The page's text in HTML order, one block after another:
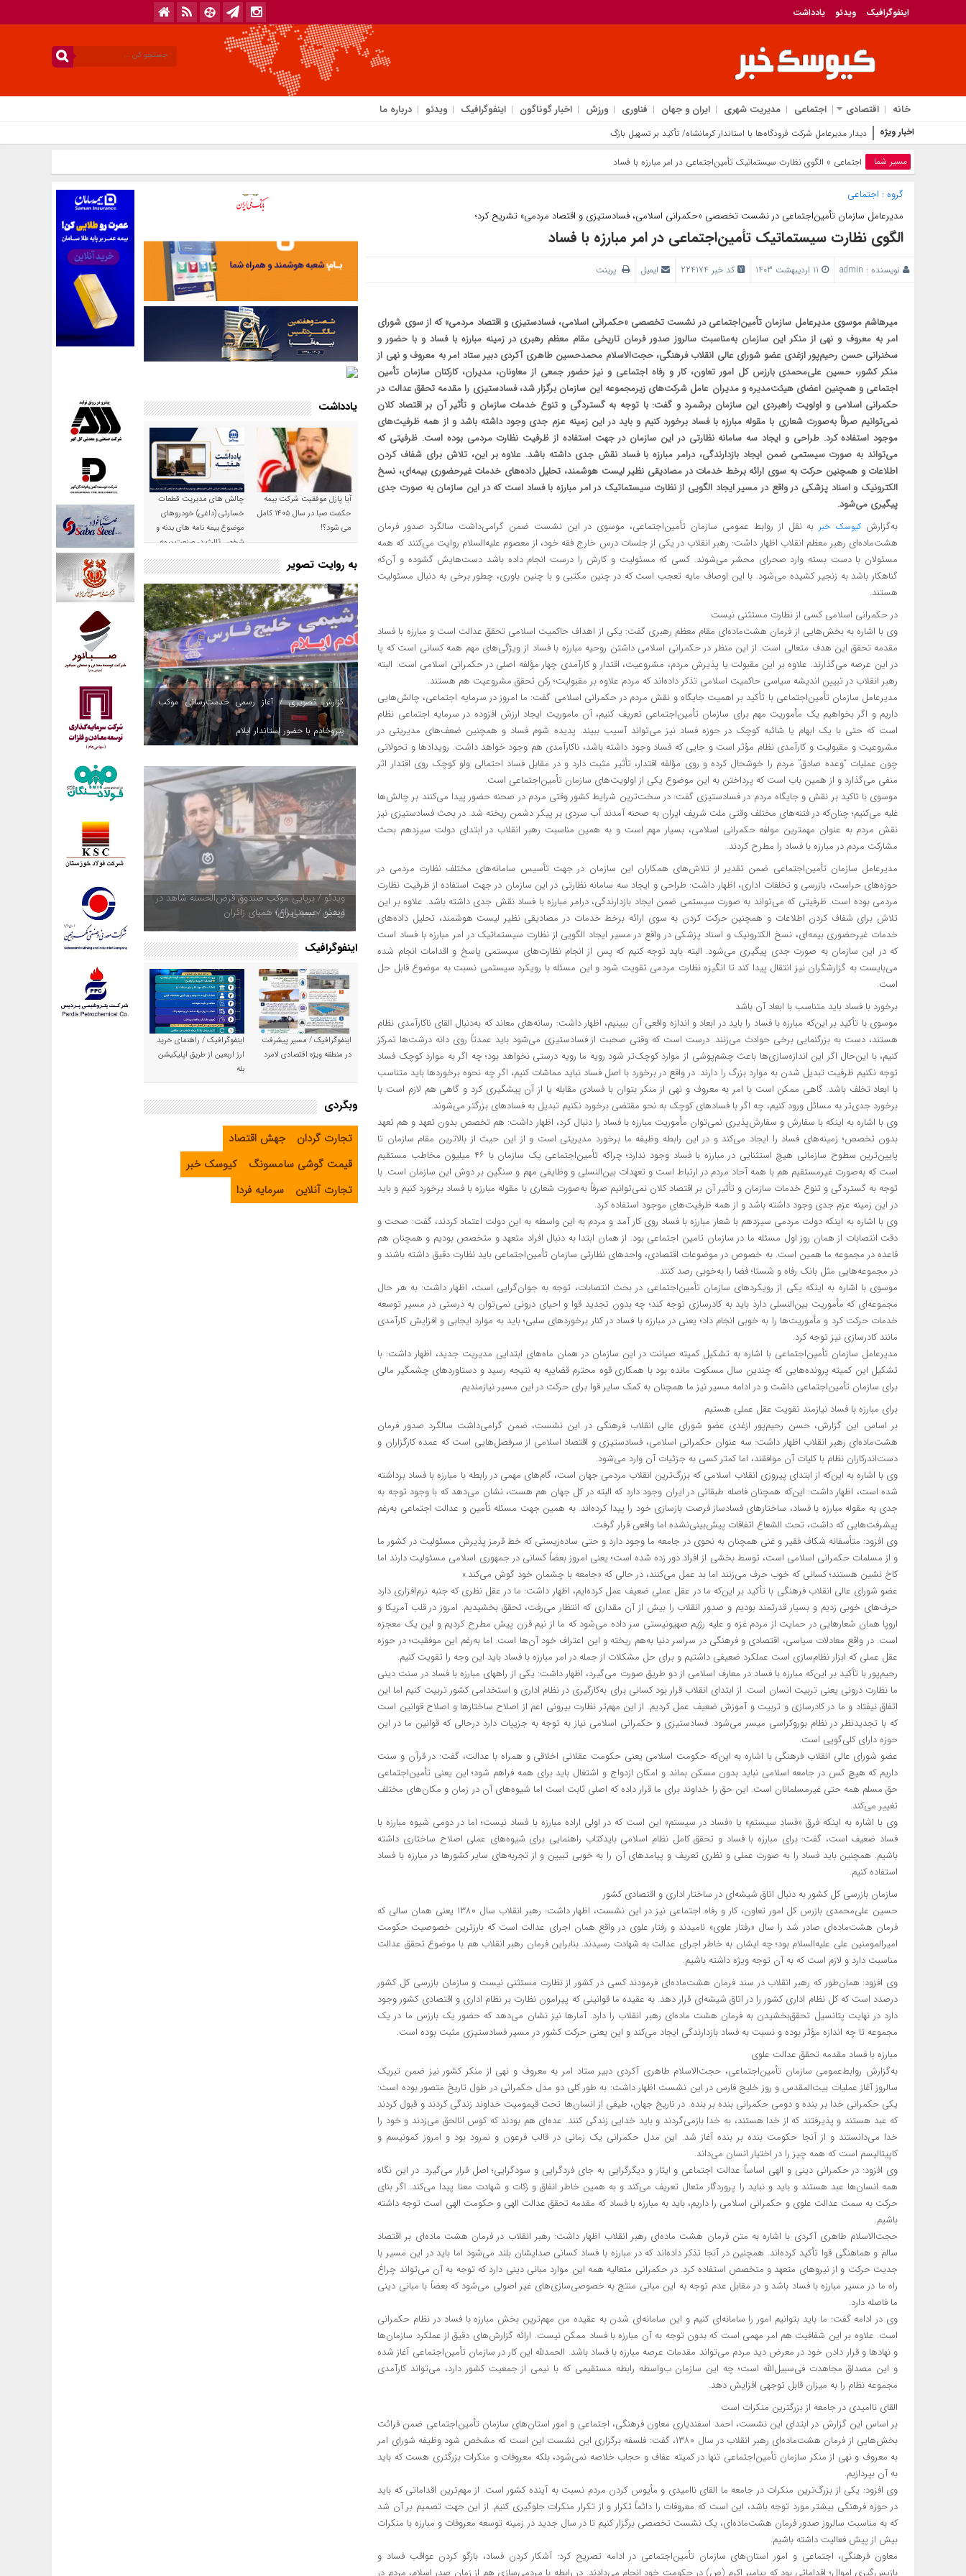
اینفوگرافیک ویدئو یادداشت
خانه اقتصادی اجتماعی مدیریت شهری ایران و جهان فناوری ورزش اخبار گوناگون اینفوگرافیک ویدئو درباره ما
اخبار ویژه دیدار مدیرعامل شرکت فرودگاه‌ها با استاندار کرمانشاه/ تأکید بر تسهیل بازگشت زائران و تقویت پروازهای کرمانشاه
مسیر شما اجتماعی » الگوی نظارت سیستماتیک تأمین‌اجتماعی در امر مبارزه با فساد
گروه : اجتماعی
مدیرعامل سازمان تأمین‌اجتماعی در نشست تخصصی «حکمرانی اسلامی، فسادستیزی و اقتصاد مردمی» تشریح کرد؛
الگوی نظارت سیستماتیک تأمین‌اجتماعی در امر مبارزه با فساد
نویسنده : admin کد خبر 224174 ایمیل پرینت
میرهاشم موسوی مدیرعامل سازمان تأمین‌اجتماعی در نشست تخصصی «حکمرانی اسلامی، فسادستیزی و اقتصاد مردمی» که از سوی شورای
امر به معروف و نهی از منکر این سازمان به‌مناسبت سالروز صدور فرمان تاریخی مقام معظم رهبری در زمینه مبارزه با فساد و با حضور و
سخنرانی حسن رحیم‌پور ازغدی عضو شورای عالی انقلاب فرهنگی، حجت‌الاسلام محمدحسین طاهری آکردی دبیر ستاد امر به معروف و نهی از
منکر کشور، حسین علی‌محمدی بارزس کل امور تعاون، کار و رفاه اجتماعی و نیز حضور جمعی از معاونان، مدیران، کارکنان سازمان تأمین
اجتماعی و همچنین اعضای هیئت‌مدیره و مدیران عامل شرکت‌های زیرمجموعه این سازمان برگزار شد، فسادستیزی را مقدمه تحقق عدالت در
حکمرانی اسلامی و اولویت راهبردی این سازمان برشمرد و گفت: با توجه به گستردگی و تنوع خدمات سازمان و تأثیر آن بر اقتصاد کلان
نمی‌توانیم صرفاً به‌صورت شعاری با مقوله مبارزه با فساد برخورد کنیم و باید در این زمینه عزم جدی وجود داشته باشد و از همه ظرفیت‌های
موجود استفاده کرد. طراحی و ایجاد سه سامانه نظارتی در این سازمان در جهت استفاده از ظرفیت نظارت مردمی بوده است. ظرفیتی که
می‌تواند به صورت سیستمی ضمن ایجاد بازدارندگی، در‌امر مبارزه با فساد نقش جدی داشته باشد. علاوه بر این، تلاش برای شفاف کردن
اطلاعات و همچنین حرکت به سوی ارائه برخط خدمات در مصادیقی نظیر لیست هوشمند، تحلیل داده‌های خدمات غیرحضوری بیمه‌ای، نسخ
الکترونیک و اسناد پزشکی در واقع در مسیر ایجاد الگویی از نظارت سیستماتیک در امر مبارزه با فساد است که در این سازمان به صورت جدی
پیگیری می‌شود.
به‌گزارش کیوسک خبر به نقل از روابط عمومی سازمان تأمین‌اجتماعی، موسوی در این نشست ضمن گرامی‌داشت سالگرد صدور فرمان
هشت‌ماده‌ای رهبر معظم انقلاب اظهار داشت: رهبر انقلاب در یکی از جلسات درس خارج فقه خود، از معصوم علیه‌السلام روایت می‌کنند که همه
مسئولان با دست بسته وارد صحرای محشر می‌شوند. کسی که مسئولیت و کارش را درست انجام داده باشد دست‌هایش گشوده و آن‌که
گناهکار باشد به زنجیر کشیده می‌شود. با این اوصاف مایه تعجب است که در چنین مکتبی و با چنین باوری، چطور برخی به دنبال مسئولیت
هستند.
در حکمرانی اسلامی کسی از نظارت مستثنی نیست
وی با اشاره به بخش‌هایی از فرمان هشت‌ماده‌ای مقام معظم رهبری گفت: یکی از اهداف حاکمیت اسلامی تحقق عدالت است و مبارزه با فساد
مقدمه تحقق این هدف متعالی است. از این منظر در حکمرانی اسلامی داشتن روحیه مبارزه با فساد از ویژگی‌های مهم همه کسانی است که پا
در این عرصه می‌گذارند. علاوه بر این مقبولت یا پذیرش مردم، مشروعیت، اقتدار و کارآمدی چهار مؤلفه اصلی در حکمرانی اسلامی است. البته
رهبر انقلاب در تبیین اندیشه سیاسی حاکمیت اسلامی تذکر داده‌اند که مردم علاوه بر مقبولیت؛ رکن تحقق مشروعیت هم هستند.
مدیرعامل سازمان تأمین‌اجتماعی با تأکید بر اهمیت جایگاه و نقش مردم در حکمرانی اسلامی گفت: ما امروز در سرمایه اجتماعی، چالش‌هایی
داریم و اگر بخواهیم یک مأموریت مهم برای سازمان تأمین‌اجتماعی تعریف کنیم، آن ماموریت ایجاد ارزش افزوده در سرمایه اجتماعی نظام
است که حتی با یک ابهام یا شائبه کوچک در حوزه فساد نیز می‌تواند آسیب ببیند. پدیده شوم فساد و همچنین ضعف‌های مدیریتی در
مشروعیت و مقبولیت و کارآمدی نظام مؤثر است و جایی که فساد وجود داشته باشد، ناکارآمدی هم وجود خواهد داشت. رویدادها و تحولاتی
چون عملیات “وعده صادق” مردم را خوشحال کرده و روی مؤلفه اقتدار، تأثیر مثبت دارد و در مقابل فساد احتمالی ولو کوچک روی اقتدار اثر
منفی می‌گذارد و از همین باب است که پرداختن به این موضوع یکی از اولویت‌های سازمان تأمین‌اجتماعی است.
موسوی با تاکید بر نقش و جایگاه مردم در فسادستیزی گفت: در سخت‌ترین شرایط کشور وقتی مردم در صحنه حضور پیدا می‌کنند بر چالش‌ها
غلبه می‌کنیم؛ چنان‌که در فتنه‌های مختلف وقتی ملت شریف ایران به صحنه آمدند آب سردی بر پیکر دشمن ریخته شد. در بحث فسادستیزی نیز
نقش مردم به عنوان مهمترین مولفه حکمرانی اسلامی، بسیار مهم است و به همین مناسبت رهبر انقلاب در ابتدای دولت سیزدهم بحث
مشارکت مردم در مبارزه با فساد را مطرح کردند.
مدیرعامل سازمان تأمین‌اجتماعی ضمن تقدیر از تلاش‌های همکاران این سازمان در جهت تأسیس سامانه‌های مختلف نظارت مردمی در
حوزه‌های حراست، بازرسی و تخلفات اداری، اظهار داشت: طراحی و ایجاد سه سامانه نظارتی در این سازمان در جهت استفاده از ظرفیت نظارت
مردمی بوده است. ظرفیتی که می‌تواند به صورت سیستمی ضمن ایجاد بازدارندگی، در‌امر مبارزه با فساد نقش جدی داشته باشد. علاوه بر این
تلاش برای شفاف کردن اطلاعات و همچنین حرکت کردن به سوی ارائه برخط خدمات در مصادیقی نظیر لیست هوشمند، تحلیل داده‌های
خدمات غیرحضوری بیمه‌ای، نسخ الکترونیک و اسناد پزشکی در واقع در مسیر ایجاد الگویی از نظارت سیستماتیک در امر مبارزه با فساد است
که در این سازمان به صورت جدی پیگیری می‌شود. البته باید توجه کنیم که پس از انجام نظارت‌های سیستمی پاسخ و اقدامات انجام شده
می‌بایست به گزارشگران نیز انتقال پیدا کند تا انگیزه نظارت مردمی تقویت شود و این مسئله با رویکرد سیستمی نسبت به موضوع قابل حل
است.
برخورد با فساد باید متناسب با ابعاد آن باشد
موسوی با تأکید بر این‌که مبارزه با فساد را باید در ابعاد و اندازه واقعی آن ببینیم، اظهار داشت: رسانه‌های معاند که به‌دنبال القای ناکارآمدی نظام
هستند، دست به بزرگنمایی برخی حوادث می‌زنند. درست است که وقتی صحبت از فسادستیزی می‌شود باید عمدتاً روی دانه درشت‌ها تمرکز
کنیم، با این‌حال اگر این اندازه‌سازی‌ها باعث چشم‌پوشی از موارد کوچک‌تر شود رویه ما رویه درستی نخواهد بود؛ چه اگر به موارد کوچک فساد
توجه نکنیم ظرفیت تبدیل شدن به موارد بزرگ را دارند. در واقع در برخورد با اصل فساد نباید مماشات کنیم، اگر چه نحوه برخوردها باید متناسب
با ابعاد تخلف باشد. گاهی ممکن است با امر به معروف و نهی از منکر بتوان با فسادی مقابله یا از آن پیشگیری کرد و گاهی هم لازم است با
برخورد جدی‌تر به مسائل ورود کنیم، چه اگر با فسادهای کوچک به نحو مقتضی برخورد نکنیم تبدیل به فسادهای بزرگتر می‌شوند.
وی با اشاره به اینکه با سفارش و سفارش‌پذیری نمی‌توان مأموریت مبارزه با فساد را دنبال کرد، اظهار داشت: هم تخصص بدون تعهد و هم تعهد
بدون تخصص؛ زمینه‌های فساد را ایجاد می‌کند و در این رابطه وظیفه ما برخورد مدیریتی است و از این حیث از بالاترین مقام سازمان تا
پایین‌ترین سطوح سازمانی هیچ استثنایی در مبارزه با فساد وجود ندارد؛ چراکه تأمین‌اجتماعی یک سازمان با ۴۶ میلیون مخاطب مستقیم
است که به‌صورت غیرمستقیم هم با همه آحاد مردم در ارتباط است و تعهدات بین‌النسلی و وظایفی مهم و سنگین بر دوش این سازمان است. با
توجه به گستردگی و تنوع خدمات سازمان و تأثیر آن بر اقتصاد کلان نمی‌توانیم صرفاً به‌صورت شعاری با مقوله مبارزه با فساد برخورد کنیم و باید
در این زمینه عزم جدی وجود داشته باشد و از همه ظرفیت‌های موجود استفاده کرد.
وی با اشاره به اینکه دولت مردمی سیزدهم با شعار مبارزه با فساد روی کار آمد و مردم به این واسطه به این دولت اعتماد کردند، گفت: صحت و
دقت انتصابات از همان روز اول مسئله ما در سازمان تامین اجتماعی بود. از همان ابتدا به دنبال افراد متعهد و متخصص بودیم و همچنان هم
قاعده در مجموعه ما همین است. به خصوص در موضوعات اقتصادی، واحدهای نظارتی سازمان تأمین‌اجتماعی باید نظارت دقیق داشته باشند و
در مجموعه‌هایی مثل بانک رفاه و شستا؛ فضا را به‌خوبی رصد کنند.
موسوی با اشاره به اینکه یکی از رویکردهای سازمان تأمین‌اجتماعی در بحث انتصابات، توجه به جوان‌گرایی است، اظهار داشت: به هر حال
مجموعه‌ای که مأموریت بین‌النسلی دارد باید به کادرسازی توجه کند؛ چه بدون تجدید قوا و احیای درونی نمی‌توان به درستی در مسیر توسعه
خدمات حرکت کرد و مأموریت‌ها را به خوبی انجام داد؛ یعنی در مبارزه با فساد در کنار برخوردهای سلبی؛ باید به موارد ایجابی و افزایش کارآمدی
مانند کادرسازی نیز توجه کرد.
مدیرعامل سازمان تأمین‌اجتماعی با اشاره به تشکیل کمیته صیانت در این سازمان در همان ماه‌های ابتدایی مدیریت جدید، اظهار داشت: با
تشکیل این کمیته پرونده‌هایی که چندین سال مسکوت مانده بود با همکاری قوه محترم قضاییه به نتیجه رسید و دستاوردهای چشمگیر مالی
برای سازمان تأمین‌اجتماعی داشت و در ادامه مسیر نیز ما همچنان به کمک سایر قوا برای حرکت در این مسیر نیازمندیم.
برای مبارزه با فساد نیازمند تقویت عقل عملی هستیم
بر اساس این گزارش، حسن رحیم‌پور ازغدی عضو شورای عالی انقلاب فرهنگی در این نشست، ضمن گرامی‌داشت سالگرد صدور فرمان
هشت‌ماده‌ای رهبر انقلاب اظهار داشت: سه عنوان حکمرانی اسلامی، فسادستیزی و اقتصاد اسلامی از سرفصل‌هایی است که عمده کارگزاران و
دست‌اندرکاران نظام با کلیات آن موافقند، اما کمتر کسی به جزئیات آن وارد می‌شود.
وی با اشاره به این‌که از ابتدای پیروزی انقلاب اسلامی که بزرگ‌ترین انقلاب مردمی جهان است، گام‌های مهمی در رابطه با مبارزه با فساد برداشته
شده است، اظهار داشت: این‌که همچنان فاصله طبقاتی در ایران وجود دارد که البته در کل جهان هم هست، نشان می‌دهد که با وجود توجه به
جدی به مقوله مبارزه با فساد، ساختارهای فسادساز فرصت بازسازی خود را پیدا کرده‌اند. به همین جهت مسئله تأمین و عدالت اجتماعی به‌رغم
پیشرفت‌هایی که داشت، تحت الشعاع اتفاقات پیش‌بینی‌نشده اما واقعی قرار گرفت.
وی افزود: متأسفانه شکاف فقیر و غنی همچنان به نحوی در جامعه ما وجود دارد و حتی ساده‌زیستی که خط قرمز پذیرش مسئولیت در کشور ما
و از مسلمات حکمرانی اسلامی است، توسط بخشی از افراد دور زده شده است؛ یعنی امروز بعضاً کسانی در جمهوری اسلامی مسئولیت دارند اما
کاخ نشین هستند؛ کسانی که خوب حرف می‌زنند اما بد عمل می‌کنند، در حالی که «جامعه با چشمان خود گوش می‌کند.»
عضو شورای عالی انقلاب فرهنگی با تأکید بر این‌که ما در عقل عملی ضعیف عمل کرده‌ایم، اظهار داشت: ما در عقل نظری که جنبه نرم‌افزاری دارد
حرف‌های خوبی زدیم و بسیار قدرتمند بودیم و صدور انقلاب را بیش از آن مقداری که انتظار می‌رفت، تحقق بخشیدیم. امروز در قلب آمریکا و
اروپا همان شعارهایی در حمایت از مردم غزه و علیه رژیم صهیونیستی سر داده می‌شود که ما از نیم قرن پیش مطرح کردیم و این یک معجزه
است. در واقع معادلات سیاسی، اقتصادی و فرهنگی در سراسر دنیا به‌هم ریخته و این اعتراف خود آن‌ها است. اما به‌رغم این موفقیت؛ در حوزه
عقل عملی که ابزار نظام‌سازی است عملکرد ضعیفی داشتیم و برای حل مشکلات از جمله در امر مبارزه با فساد باید این وجه را تقویت کنیم.
رحیم‌پور با تأکید بر این‌که مبارزه با فساد در معارف اسلامی از دو طریق صورت می‌گیرد، اظهار داشت: یکی از راه‎های مبارزه با فساد در سنت دینی
ما نظارت درونی یعنی تربیت انسان است. از ابتدای انقلاب قرار بود کسانی برای به‌کارگیری در نظام اداری و استخدامی کشور تربیت کنیم اما این
اتفاق نیفتاد و ما در کادرسازی و تربیت و آموزش ضعیف عمل کردیم. از این مهم‌تر نظارت بیرونی اعم از اصلاح ساختارها و اصلاح قوانین است
که با تجدیدنظر در نظام بوروکراسی میسر می‌شود. فسادستیزی و حکمرانی اسلامی نیاز به توجه به جزییات دارد درحالی که قوانین ما در این
حوزه دارای کلی‌گویی است.
عضو شورای عالی انقلاب فرهنگی با اشاره به این‌که حکومت اسلامی یعنی حکومت عقلانی اخلاقی و همراه با عدالت، گفت: در قرآن و سنت
داریم که هیچ کس در جامعه اسلامی نباید بدون مسکن بماند و امکان ازدواج و اشتغال باید برای همه فراهم شود؛ این یعنی تأمین‌اجتماعی
حق مسلم همه حتی غیرمسلمانان است. این حق را خداوند برای ما قرار داده که اصلی ثابت است اما شیوه‌های آن در زمان و مکان‌های مختلف
تغییر می‌کند.
وی با اشاره به اینکه فرق «فسادِ سیستم» یا «فساد در سیستم» این است که در اولی اراده مبارزه با فساد نیست؛ اما در دومی شیوه مبارزه با
فساد ضعیف است، گفت: برای مبارزه با فساد و تحقق کامل نظام اسلامی بایدکتاب راهنمایی برای شیوه‌های عملی اصلاح ساختاری داشته
باشیم. همچنین باید فساد را به صورت عملی و نظری تعریف و پیامدهای آن را به خوبی تبیین و از تجربه‌های سایر کشورها در مبارزه با فساد
استفاده کنیم.
سازمان بازرسی کل کشور به دنبال اتاق شیشه‌ای در ساختار اداری و اقتصادی کشور
حسین علی‌محمدی بازرس کل امور تعاون، کار و رفاه اجتماعی نیز در این نشست، اظهار داشت: رهبر انقلاب سال ۱۳۸۰ یعنی همان سالی که
فرمان هشت‌ماده‌ای صادر شد را سال «رفتار علوی» نامیدند و رفتار علوی در واقع همان اجرای عدالت است که بارزترین خصوصیت حکومت
امیرالمومنین علی علیه‌السلام بود؛ چه ایشان به خاطر اجرای عدالت به شهادت رسیدند. بنابراین فرمان رهبر انقلاب هم با موضوع تحقق عدالت
مناسبت دارد و لازم است که به آن توجه ویژه داشته باشیم.
وی افزود: همان‌طور که رهبر انقلاب در سند فرمان هشت‌ماده‌ای فرمودند کسی در کشور از نظارت مستثنی نیست و سازمان بازرسی کل کشور
درصدد است که کل نظام اداری کشور را در اتاق شیشه‌ای قرار دهد. به عقیده ما قوانینی که پیرامون نظارت بر نظام اداری و اقتصادی کشور وجود
دارد در نهایت پتانسیل تحقق‌بخشیدن به فرمان هشت ماده‌ای رهبر انقلاب را دارد. آمارها نیز نشان می‌دهد که حضور یک بارزس ما در یک
مجموعه تا چه اندازه مؤثر بوده و نسبت به فساد بازدارندگی ایجاد می‌کند و این یعنی حرکت کشور در مسیر فساد‌ستیزی مثبت بوده است.
مبارزه با فساد مقدمه تحقق عدالت علوی
به‌گزارش روابط‌عمومی سازمان تأمین‌اجتماعی، حجت‌الاسلام طاهری آکردی دبیر ستاد امر به معروف و نهی از منکر کشور نیز ضمن تبریک
سالروز آغاز عملیات بیت‌المقدس و روز خلیج فارس در این نشست اظهار داشت: به طور کلی دو مدل حکمرانی در طول تاریخ متصور بوده است:
یکی حکمرانی خدا بر بنده و دومی حکمرانی بنده بر بنده. در تاریخ جهان، طیفی از انسان‌ها تحت قیمومیت خداوند زندگی کردند و قبول کردند
که عبد هستند و پذیرفتند که از خدا هستند، به خدا بازمی‌گردند و باید خدایی زندگی کنند. عده‌ای هم بودند که کوس انالحق می‌زدند و خود را
خدا می‌دانستند و از آنجا حکومت بنده بر بنده آغاز شد. این مدل حکمرانی یک زمانی در قالب فرعون و نمرود بود و امروز کمونیسم و
کاپیتالیسم است که همه چیز را در اختیار انسان می‌داند.
وی افزود: در حکمرانی دینی و الهی اساساً عدالت اجتماعی و ایثار و دیگرگرایی به جای فردگرایی و سودگرایی؛ اصل قرار می‌گیرد. در این نگاه
همه انسان‌ها عبد هستند و باید و نباید را پروردگار متعال تعریف می‌کند و به همین خاطر انفاق و زکات و شهادت معنا پیدا می‌کند. اگر بنای
حرکت به سمت عدالت علوی و حکمرانی اسلامی را داریم، باید به مبارزه با فساد که مقدمه تحقق عدالت الهی و حکومت الهی است توجه داشته
باشیم.
حجت‌الاسلام طاهری آکردی با اشاره به متن فرمان هشت ماده‌ای رهبر انقلاب اظهار داشت: رهبر انقلاب در فرمان هشت ماده‌ای بر اقتصاد
سالم و هماهنگی قوا تأکید کرده‌اند. همچنین در آنجا تذکر داده‌اند که در مبارزه با فساد کسانی صدایشان بلند می‌شود اما باید در این مسیر با
جدیت حرکت و از نیروهای متعهد و متخصص استفاده کرد. در حکمرانی متعالیه همه این موارد مبانی دینی دارد که توجه به آن می‌تواند چراغ
راه ما در مسیر مبارزه با فساد باشد و در مقابل عدم توجه به این مبانی منتج به خصوصی‌سازی‌های غیر اصولی می‌شود که بعضاً با مبانی دینی
ما فاصله دارد.
وی در ادامه گفت: ما باید بتوانیم امور را سامانه‌ای کنیم و این سامانه‌ای شدن به عقیده من مهم‌ترین بخش مبارزه با فساد در نظام حکمرانی
است. علاوه بر این شفافیت هم امر مهمی است که بدون توجه به آن مبارزه با فساد ممکن نیست. ارائه گزارش‌های دقیق از عملکرد سازمان‌ها
و نهادها و قرار دادن خود در معرض دید مردم می‌تواند مقدمات عرصه مبارزه با فساد باشد. الحمدلله این کار در سازمان تأمین‌اجتماعی آغاز شده
و این مصداق مجاهدت فی‌سبیل‌الله است؛ چه این سازمان ب‌واسطه رابطه مستقیمی که با نیمی از جمعیت کشور دارد، می‌تواند کارآمدی
مجموعه نظام را به میزان قابل توجهی افزایش دهد.
القای ناامیدی در جامعه از بزرگترین منکرات است
بر اساس این گزارش در ابتدای این نشست، احمد اسفندیاری معاون فرهنگی، اجتماعی و امور استان‌های سازمان تأمین‌اجتماعی ضمن قرائت
بخش‌هایی از فرمان هشت‌ماده‌ای رهبر انقلاب در سال ۱۳۸۰، گفت: فلسفه برگزاری این نشست این است که مشخص شود وظیفه شورای امر
به معروف و نهی از منکر سازمان تأمین‌اجتماعی تنها در کمیته عفاف و حجاب خلاصه نمی‌شود، بلکه معروفات و منکرات بزرگتری هست که باید
به آن بپردازیم.
وی افزود: یکی از بزرگ‌ترین منکرات در جامعه ما القای ناامیدی و مأیوس کردن مردم نسبت به آینده کشور است. از مهم‌ترین اقداماتی که باید
در حوزه فرهنگی بیشتر مورد توجه باشد، این است که معروفات را دائماً تکرار و از تکرار منکرات جلوگیری کنیم. از این جهت تصمیم بر آن شد
که به مناسبت سالروز صدور فرمان هشت‌ماده‌ای، یک نشست تخصصی برگزار کنیم تا در سال جدید در زمینه توسعه معروفات و مبارزه با منکرات
بیش از پیش فعالیت داشته باشیم.
معاون فرهنگی، اجتماعی و امور استان‌های سازمان تأمین‌اجتماعی در ادامه تصریح کرد: آشکار کردن فساد، بازگو کردن عواقب فساد و
بازپس‌گیری اموال؛ اقداماتی بود که پیامبر اکرم (ص) در حکومت خود انجام می‌دادند. در رابطه با مردمی‌سازی هم از زمان صدر اسلام، مردم در
یادداشت
آیا پازل موفقیت شرکت بیمه
حکمت صبا در سال ۱۴۰۵ کامل
می شود؟!
چالش های مدیریت قطعات
خسارتی (داغی) خودروهای
موضوع بیمه نامه های بدنه و
شخص ثالث در صنعت بیمه
به روایت تصویر
گزارش تصویری / آغاز رسمی خدمت‌رسانی موکب
پتروخادم با حضور استاندار ایلام
ویدئو / بیمه ایران؛ همپای زائران
اینفوگرافیک
اینفوگرافیک / مسیر پیشرفت
در منطقه ویژه اقتصادی لامرد
اینفوگرافیک / راهنمای خرید
ارز اربعین از طریق اپلیکیشن
بله
وبگردی
تجارت گردان
جهش اقتصاد
قیمت گوشی سامسونگ
کیوسک خبر
تجارت آنلاین
سرمایه فردا